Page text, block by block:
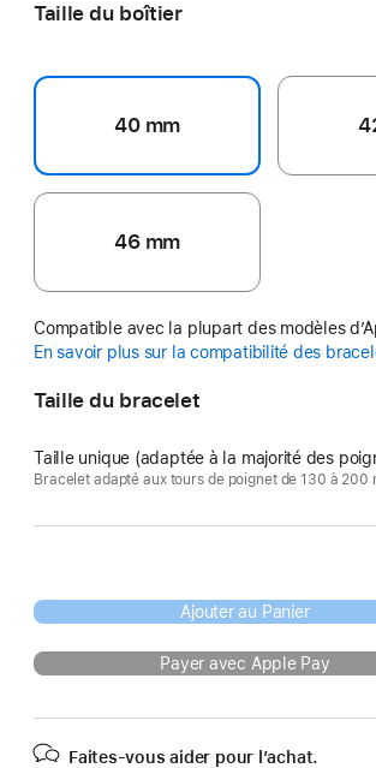
Taille du boîtier
40 mm
46 mm
Compatible avec la plupart des modèles
En savoir plus sur la compatibilité des
Taille du bracelet
Taille unique (adaptée à la majorité des
Bracelet adapté aux tours de poignet de 130 à 200
Ajouter au Panier
Payer avec Apple Pay
Faites-vous aider pour l’achat.